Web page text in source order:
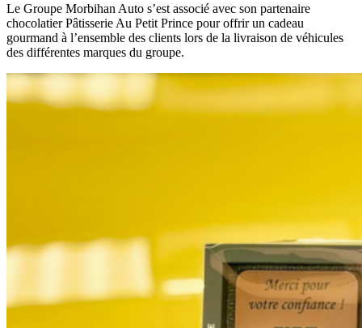
Le Groupe Morbihan Auto s’est associé avec son partenaire
chocolatier Pâtisserie Au Petit Prince pour offrir un cadeau
gourmand à l’ensemble des clients lors de la livraison de véhicules
des différentes marques du groupe.